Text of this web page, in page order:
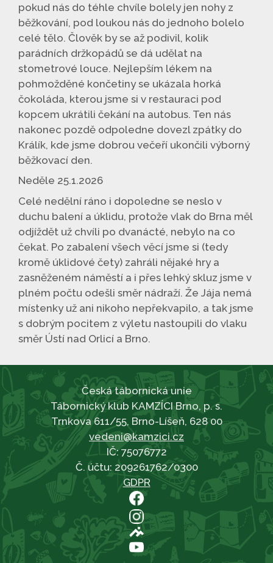
pokud nás do téhle chvíle bolely jen nohy z
běžkování, pod loukou nás do jednoho bolelo
celé tělo. Člověk by se až podivil, kolik
parádních držkopádů se dá udělat na
stometrové louce. Nejlepším lékem na
pohmožděné končetiny se ukázala horká
čokoláda, kterou jsme si v restauraci pod
kopcem ukrátili čekání na autobus. Ten nás
nakonec pozdě odpoledne dovezl zpátky do
Králík, kde jsme dobrou večeří ukončili výborný
běžkovací den.
Neděle 25.1.2026
Celé nedělní ráno i dopoledne se neslo v
duchu balení a úklidu, protože vlak do Brna měl
odjíždět už chvíli po dvanácté, nebylo na co
čekat. Po zabalení všech věcí jsme si (tedy
kromě úklidové čety) zahráli nějaké hry a
zasněženém náměstí a i přes lehký skluz jsme v
plném počtu odešli směr nádraží. Že Jája nemá
místenky už ani nikoho nepřekvapilo, a tak jsme
s dobrým pocitem z výletu nastoupili do vlaku
směr Ústí nad Orlicí a Brno.
Česká tábornická unie
Tábornický klub KAMZÍCI Brno, p. s.
Trnkova 611/55, Brno-Líšeň, 628 00
vedeni@kamzici.cz
IČ: 75076772
Č. účtu: 209261762/0300
GDPR